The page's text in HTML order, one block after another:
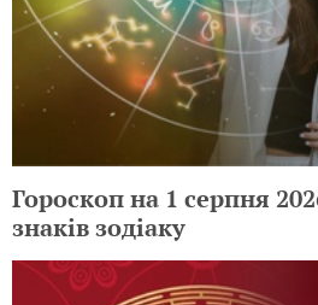
Гороскоп на 1 серпня
знаків зодіаку